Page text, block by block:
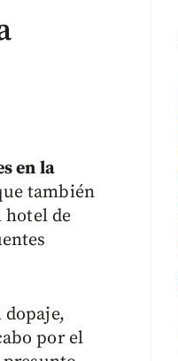
en la
también
hotel de
por el